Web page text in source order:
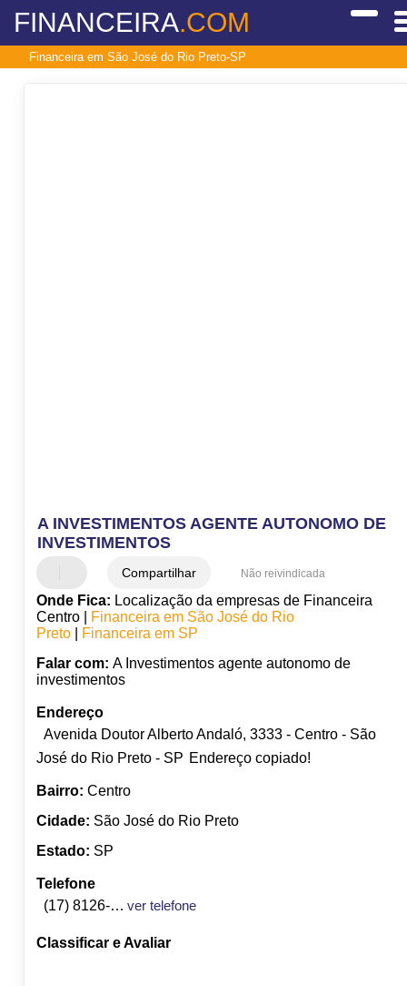
FINANCEIRA.COM
Financeira em São José do Rio Preto-SP
A INVESTIMENTOS AGENTE AUTONOMO DE
INVESTIMENTOS
Compartilhar Não reivindicada
Onde Fica: Localização da empresas de Financeira
Centro |
Financeira em São José do Rio
Preto|
Financeira em SP
Falar com: A Investimentos agente autonomo de
investimentos
Endereço
Avenida Doutor Alberto Andaló, 3333 - Centro - São
José do Rio Preto - SP Endereço copiado!
Bairro: Centro
Cidade: São José do Rio Preto
Estado: SP
Telefone
(17) 8126-7969
ver telefone
Classificar e Avaliar